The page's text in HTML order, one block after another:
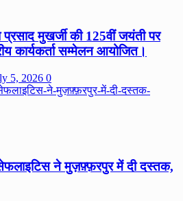
प्रसाद मुखर्जी की 125वीं जयंती पर
कार्यकर्ता सम्मेलन आयोजित।
5, 2026 0
ने मुज़फ़्फ़रपुर में दी दस्तक,